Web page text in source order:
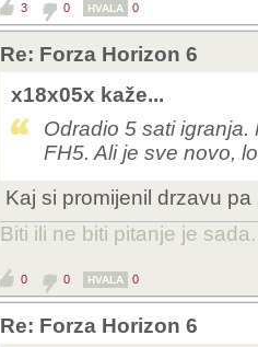
3 0 HVALA 0
Re: Forza Horizon 6
x18x05x kaže...
Odradio 5 sati
FH5. Ali je sve novo,
Kaj si promijenil drzavu
Biti ili ne biti pitanje je sada.
0 0 HVALA 0
Re: Forza Horizon 6